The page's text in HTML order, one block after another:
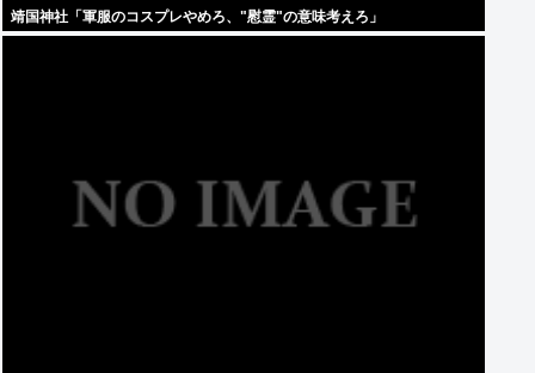
靖国神社「軍服のコスプレやめろ、"慰霊"の意味考えろ」